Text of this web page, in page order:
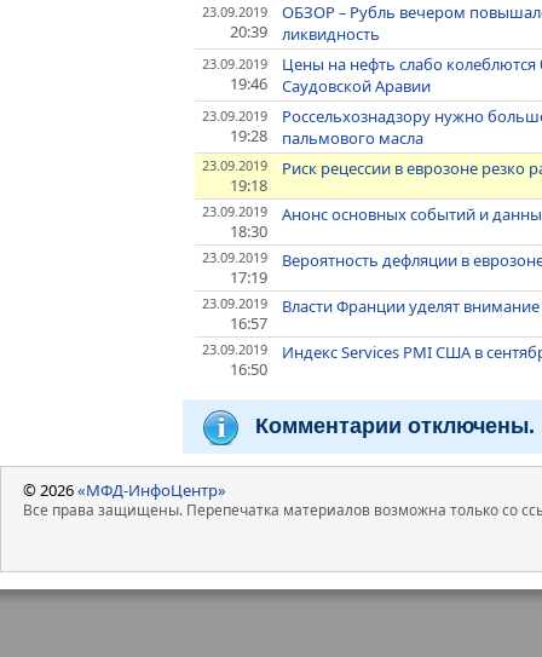
23.09.2019
20:39
ОБЗОР – Рубль вечером
ликвидность
23.09.2019
19:46
Цены на нефть слабо
Саудовской Аравии
23.09.2019
19:28
Россельхознадзору нужно
пальмового масла
23.09.2019
19:18
Риск рецессии в еврозоне резко
23.09.2019
18:30
Анонс основных событий и
23.09.2019
17:19
Вероятность дефляции в
23.09.2019
16:57
Власти Франции уделят
23.09.2019
16:50
Индекс Services PMI США в
Комментарии отключены.
© 2026«МФД-ИнфоЦентр»
Все права защищены. Перепечатка материалов возможна только со